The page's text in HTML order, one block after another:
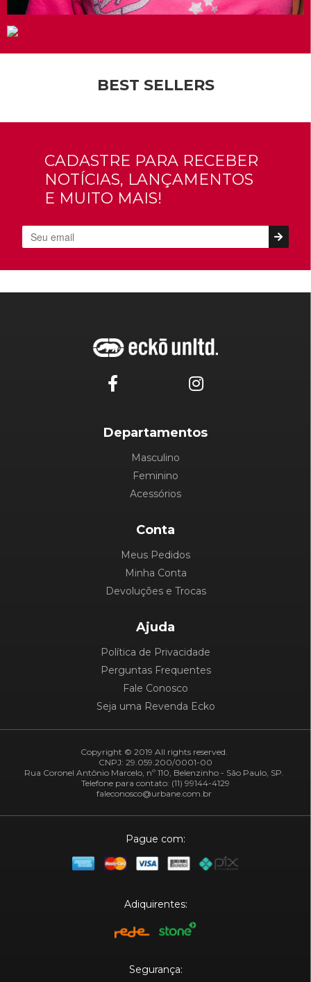
BEST SELLERS
CADASTRE PARA RECEBER
NOTÍCIAS, LANÇAMENTOS
E MUITO MAIS!
Departamentos
Masculino
Feminino
Acessórios
Conta
Meus Pedidos
Minha Conta
Devoluções e Trocas
Ajuda
Política de Privacidade
Perguntas Frequentes
Fale Conosco
Seja uma Revenda Ecko
Copyright © 2019 All rights reserved.
CNPJ: 29.059.200/0001-00
Rua Coronel Antônio Marcelo, nº 110, Belenzinho - São Paulo, SP.
Telefone para contato: (11) 99144-4129
faleconosco@urbane.com.br
Pague com:
Adiquirentes:
Segurança: